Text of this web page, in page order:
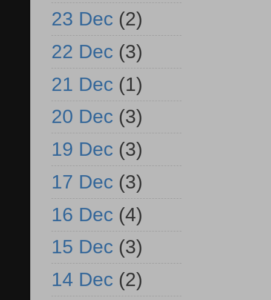
23 Dec (2)
22 Dec (3)
21 Dec (1)
20 Dec (3)
19 Dec (3)
17 Dec (3)
16 Dec (4)
15 Dec (3)
14 Dec (2)